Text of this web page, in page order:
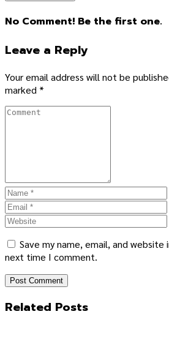
No Comment! Be the first one.
Leave a Reply
Your email address will not be
marked *
Save my name, email, and
next time I comment.
Related Posts